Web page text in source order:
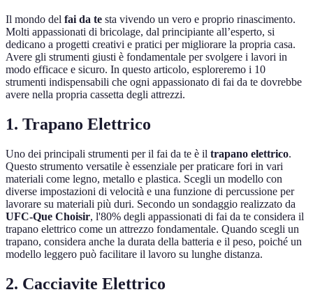
Il mondo del fai da te sta vivendo un vero e proprio rinascimento.
Molti appassionati di bricolage, dal principiante all’esperto, si
dedicano a progetti creativi e pratici per migliorare la propria casa.
Avere gli strumenti giusti è fondamentale per svolgere i lavori in
modo efficace e sicuro. In questo articolo, esploreremo i 10
strumenti indispensabili che ogni appassionato di fai da te dovrebbe
avere nella propria cassetta degli attrezzi.
1. Trapano Elettrico
Uno dei principali strumenti per il fai da te è il trapano elettrico.
Questo strumento versatile è essenziale per praticare fori in vari
materiali come legno, metallo e plastica. Scegli un modello con
diverse impostazioni di velocità e una funzione di percussione per
lavorare su materiali più duri. Secondo un sondaggio realizzato da
UFC-Que Choisir, l'80% degli appassionati di fai da te considera il
trapano elettrico come un attrezzo fondamentale. Quando scegli un
trapano, considera anche la durata della batteria e il peso, poiché un
modello leggero può facilitare il lavoro su lunghe distanza.
2. Cacciavite Elettrico